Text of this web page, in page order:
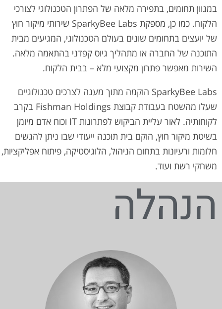
במגוון תחומים, בתפירה מלאה של הפתרון הטכנולוגי לצורכי
הלקוח. כמו כן, מספקת SparkyBee Labs שירותי מיקור חוץ
של יועצים בתחומים שונים בעולם הטכנולוגי, המגיעים מבית
התוכנה של החברה או מתהליך גיוס קפדני בהתאמה מלאה.
השירות מאפשר פתרון מקצועי מלא – בבית הלקוח.
SparkyBee Labs הוקמה מתוך מענה לצרכים טכנולוגיים
שעלו מהשטח בעבודת קבוצת Fishman Holdings בקרב
לקוחותיה. לאור עליית הביקוש לפתרונות IT וכוח אדם מיומן
בשיטת מיקור חוץ, הוקם בית תוכנה ייעודי שבו ניתן להגשים
חלומות ורעיונות בתחום הניהול, הלוגיסטיקה, פיתוח אפליקציות,
משחקי רשת ועוד.
הנהלה